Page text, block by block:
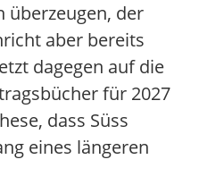
überzeugen, der
aber bereits
dagegen auf die
für 2027
dass Süss
eines längeren